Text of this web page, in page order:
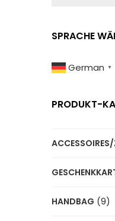
SPRACHE
German ▼
PRODUKT-
HANDBAG (9)